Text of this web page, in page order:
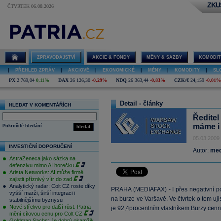
ČTVRTEK 06.08.2026
ZPRAVODAJSTVÍ AKCIE & FONDY MĚNY & SAZBY
PŘEHLED ZPRÁV AKCIOVÉ EKONOMICKÉ MĚNY KOMODITY
PX 2 769,04 0,11% DAX 26 126,30 -0,29% NDQ 26 363,44 -0,83% CZK/€ 24,159 -0,01%
HLEDAT V KOMENTÁŘÍCH
hledat
Pokročilé hledání
INVESTIČNÍ DOPORUČENÍ
AstraZeneca jako sázka na
defenzivu mimo AI horečku
Arista Networks: AI může firmě
zajistit příznivý vítr do zad
Analytický radar: Colt CZ roste díky
vyšší marži, širší integraci i
stabilnějšímu byznysu
Nové střelivo pro další růst. Patria
mění cílovou cenu pro Colt CZ
Detail - články
máme
05.03.2009
Autor:
PRAHA (MEDIAFAX) - I přes negativní
na burze ve Varšavě. Ve čtvrtek o tom
je 92,4procentním vlastníkem Burzy